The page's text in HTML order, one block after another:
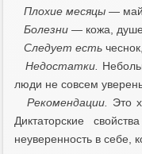
Плохие месяцы —
Болезни — кожа,
Следует есть
Недостатки.
люди не совсем
Рекомендации. Это
Диктаторские
неуверенность в себе,